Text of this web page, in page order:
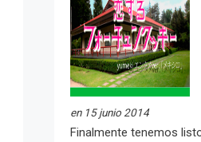
en 15 junio 2014
Finalmente tenemos